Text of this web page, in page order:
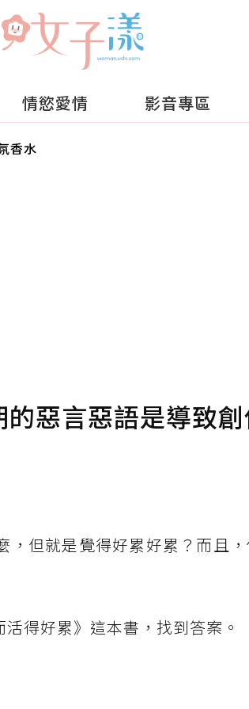
情慾愛情 影音專區
香水
的惡言惡語是導致
，但就是覺得好累好累？而且
活得好累》這本書，找到答案。